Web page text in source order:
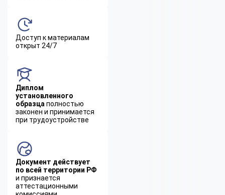
Доступ к материалам
открыт 24/7
Диплом
установленного
образца полностью
законен и принимается
при трудоустройстве
Документ действует
по всей территории РФ
и признается
аттестационными